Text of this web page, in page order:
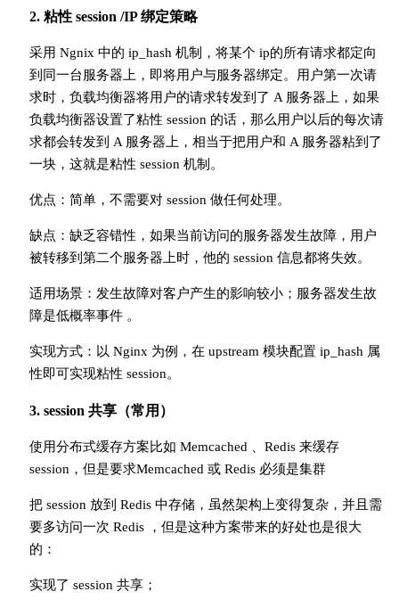
2. 粘性 session /IP 绑定策略
采用 Ngnix 中的 ip_hash 机制，将某个 ip的所有请求都定向
到同一台服务器上，即将用户与服务器绑定。用户第一次请
求时，负载均衡器将用户的请求转发到了 A 服务器上，如果
负载均衡器设置了粘性 session 的话，那么用户以后的每次请
求都会转发到 A 服务器上，相当于把用户和 A 服务器粘到了
一块，这就是粘性 session 机制。
优点：简单，不需要对 session 做任何处理。
缺点：缺乏容错性，如果当前访问的服务器发生故障，用户
被转移到第二个服务器上时，他的 session 信息都将失效。
适用场景：发生故障对客户产生的影响较小；服务器发生故
障是低概率事件 。
实现方式：以 Nginx 为例，在 upstream 模块配置 ip_hash 属
性即可实现粘性 session。
3. session 共享（常用）
使用分布式缓存方案比如 Memcached 、Redis 来缓存
session，但是要求Memcached 或 Redis 必须是集群
把 session 放到 Redis 中存储，虽然架构上变得复杂，并且需
要多访问一次 Redis ，但是这种方案带来的好处也是很大
的：
实现了 session 共享；